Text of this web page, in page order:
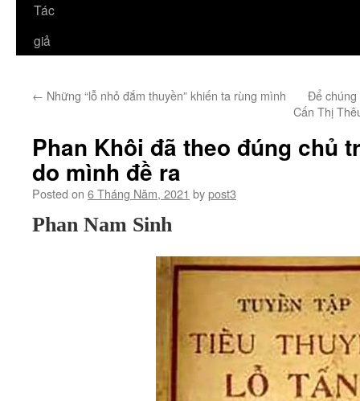
Tác
giả
← Những “lỗ nhỏ đắm thuyền” khiến ta rùng mình
Để chúng
Cấn Thị
Phan Khôi đã theo đúng chủ
do mình đề ra
Posted on 6 Tháng Năm, 2021 bypost3
Phan Nam Sinh